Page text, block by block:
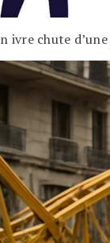
ivre chute